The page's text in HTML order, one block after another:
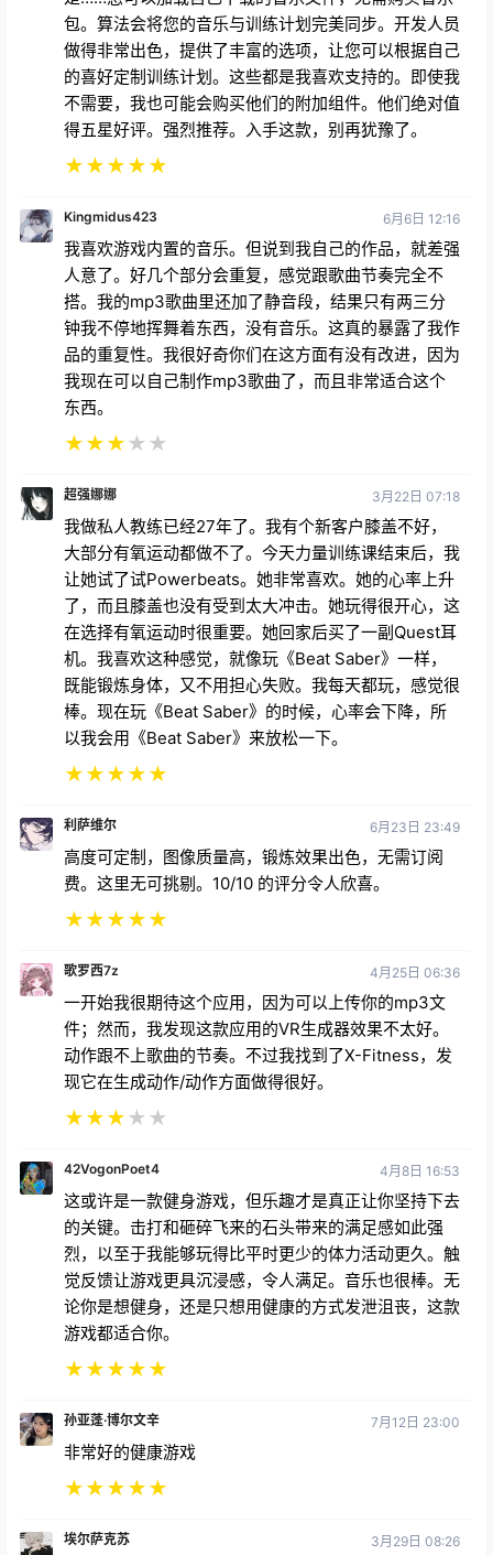
包。算法会将您的音乐与训练计划完美同步。开发人员
做得非常出色，提供了丰富的选项，让您可以根据自己
的喜好定制训练计划。这些都是我喜欢支持的。即使我
不需要，我也可能会购买他们的附加组件。他们绝对值
得五星好评。强烈推荐。入手这款，别再犹豫了。
★★★★★
Kingmidus423 6月6日 12:16
我喜欢游戏内置的音乐。但说到我自己的作品，就差强
人意了。好几个部分会重复，感觉跟歌曲节奏完全不
搭。我的mp3歌曲里还加了静音段，结果只有两三分
钟我不停地挥舞着东西，没有音乐。这真的暴露了我作
品的重复性。我很好奇你们在这方面有没有改进，因为
我现在可以自己制作mp3歌曲了，而且非常适合这个
东西。
★★★★ ★
超强娜娜 3月22日 07:18
我做私人教练已经27年了。我有个新客户膝盖不好，
大部分有氧运动都做不了。今天力量训练课结束后，我
让她试了试Powerbeats。她非常喜欢。她的心率上升
了，而且膝盖也没有受到太大冲击。她玩得很开心，这
在选择有氧运动时很重要。她回家后买了一副Quest耳
机。我喜欢这种感觉，就像玩《Beat Saber》一样，
既能锻炼身体，又不用担心失败。我每天都玩，感觉很
棒。现在玩《Beat Saber》的时候，心率会下降，所
以我会用《Beat Saber》来放松一下。
★★★★★
利萨维尔 6月23日 23:49
高度可定制，图像质量高，锻炼效果出色，无需订阅
费。这里无可挑剔。10/10 的评分令人欣喜。
★★★★★
歌罗西7z 4月25日 06:36
一开始我很期待这个应用，因为可以上传你的mp3文
件；然而，我发现这款应用的VR生成器效果不太好。
动作跟不上歌曲的节奏。不过我找到了X-Fitness，发
现它在生成动作/动作方面做得很好。
★★★★ ★
42VogonPoet4 4月8日 16:53
这或许是一款健身游戏，但乐趣才是真正让你坚持下去
的关键。击打和砸碎飞来的石头带来的满足感如此强
烈，以至于我能够玩得比平时更少的体力活动更久。触
觉反馈让游戏更具沉浸感，令人满足。音乐也很棒。无
论你是想健身，还是只想用健康的方式发泄沮丧，这款
游戏都适合你。
★★★★★
孙亚蓬·博尔文辛 7月12日 23:00
非常好的健康游戏
★★★★★
埃尔萨克苏 3月29日 08:26